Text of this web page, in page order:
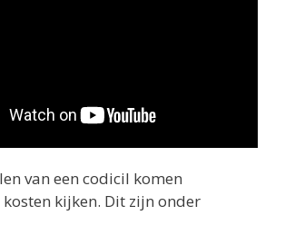
van een codicil komen
kijken. Dit zijn onder